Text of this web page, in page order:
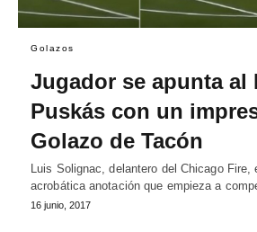
Golazos
Jugador se apunta al
Puskás con un
Golazo de Tacón
Luis Solignac, delantero del Chicago Fire,
acrobática anotación que empieza a
16 junio, 2017